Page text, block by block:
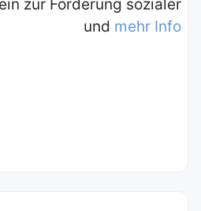
zur Förderung sozialer
und mehr Info